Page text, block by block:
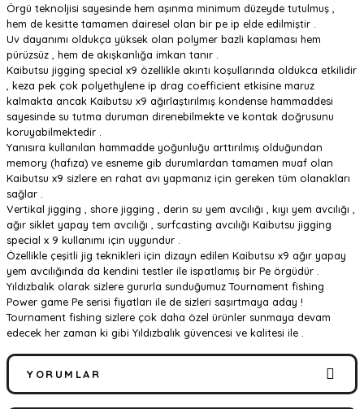
Örgü teknoljisi sayesinde hem aşınma minimum düzeyde tutulmuş ,
hem de kesitte tamamen dairesel olan bir pe ip elde edilmiştir .
Uv dayanımı oldukça yüksek olan polymer bazli kaplaması hem
pürüzsüz , hem de akışkanlığa imkan tanır .
Kaibutsu jigging special x9 özellikle akıntı koşullarında oldukca etkilidir
, keza pek çok polyethylene ip drag coefficient etkisine maruz
kalmakta ancak Kaibutsu x9 ağırlaştırılmış kondense hammaddesi
sayesinde su tutma duruman direnebilmekte ve kontak doğrusunu
koruyabilmektedir .
Yanısıra kullanılan hammadde yoğunluğu arttırılmış olduğundan
memory (hafıza) ve esneme gib durumlardan tamamen muaf olan
Kaibutsu x9 sizlere en rahat avı yapmanız için gereken tüm olanakları
sağlar .
Vertikal jigging , shore jigging , derin su yem avcılığı , kıyı yem avcılığı ,
ağır siklet yapay tem avcılığı , surfcasting avcılığı Kaibutsu jigging
special x 9 kullanımı için uygundur .
Özellikle çeşitli jig teknikleri için dizayn edilen Kaibutsu x9 ağır yapay
yem avcılığında da kendini testler ile ispatlamış bir Pe örgüdür .
Yıldızbalık olarak sizlere gururla sunduğumuz Tournament fishing
Power game Pe serisi fiyatları ile de sizleri saşırtmaya aday !
Tournament fishing sizlere çok daha özel ürünler sunmaya devam
edecek her zaman ki gibi Yıldızbalık güvencesi ve kalitesi ile .
YORUMLAR